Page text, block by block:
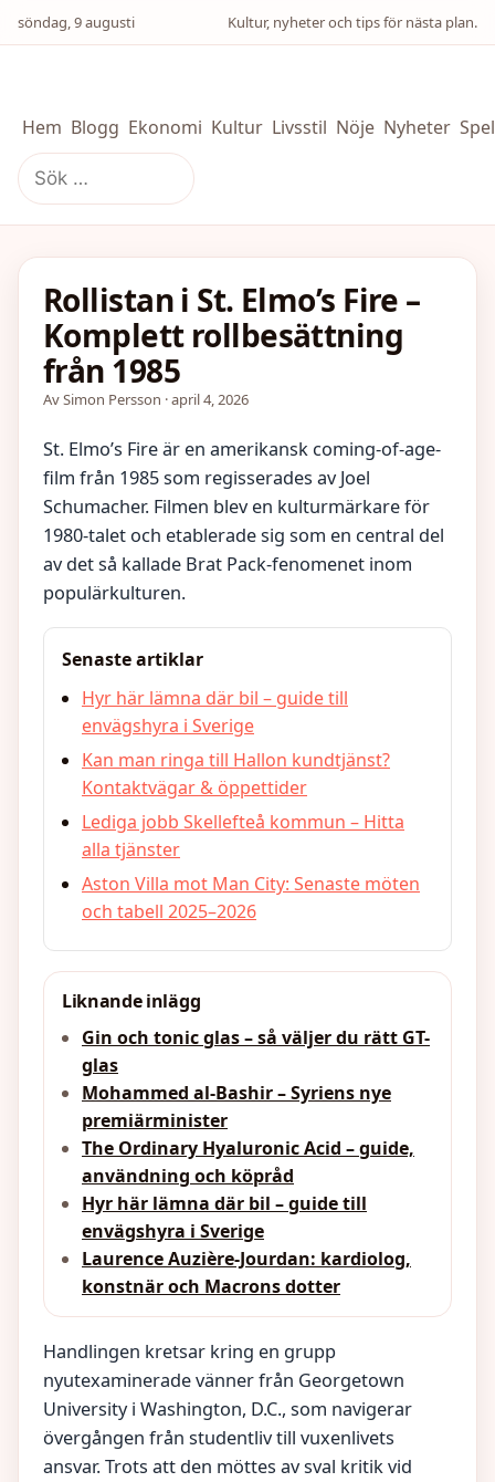
söndag, 9 augusti Kultur, nyheter och tips för nästa plan.
Hem Blogg Ekonomi Kultur Livsstil Nöje Nyheter Spel
Sök
efter:
Rollistan i St. Elmo’s Fire –
Komplett rollbesättning
från 1985
Av Simon Persson · april 4, 2026
St. Elmo’s Fire är en amerikansk coming-of-age-
film från 1985 som regisserades av Joel
Schumacher. Filmen blev en kulturmärkare för
1980-talet och etablerade sig som en central del
av det så kallade Brat Pack-fenomenet inom
populärkulturen.
Senaste artiklar
Hyr här lämna där bil – guide till
envägshyra i Sverige
Kan man ringa till Hallon kundtjänst?
Kontaktvägar & öppettider
Lediga jobb Skellefteå kommun – Hitta
alla tjänster
Aston Villa mot Man City: Senaste möten
och tabell 2025–2026
Liknande inlägg
Gin och tonic glas – så väljer du rätt GT-
glas
Mohammed al-Bashir – Syriens nye
premiärminister
The Ordinary Hyaluronic Acid – guide,
användning och köpråd
Hyr här lämna där bil – guide till
envägshyra i Sverige
Laurence Auzière-Jourdan: kardiolog,
konstnär och Macrons dotter
Handlingen kretsar kring en grupp
nyutexaminerade vänner från Georgetown
University i Washington, D.C., som navigerar
övergången från studentliv till vuxenlivets
ansvar. Trots att den möttes av sval kritik vid